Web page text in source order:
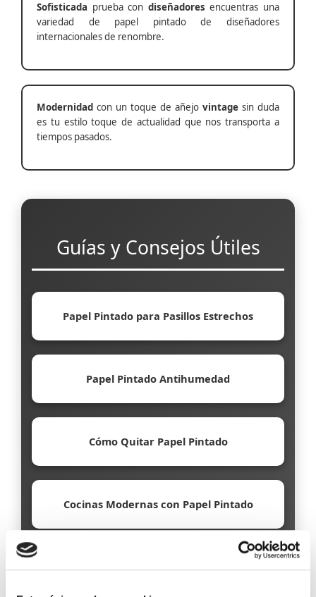
Sofisticada prueba con diseñadores encuentras una
variedad de papel pintado de diseñadores
internacionales de renombre.
Modernidad con un toque de añejo vintage sin duda
es tu estilo toque de actualidad que nos transporta a
tiempos pasados.
Guías y Consejos Útiles
Papel Pintado para Pasillos Estrechos
Papel Pintado Antihumedad
Cómo Quitar Papel Pintado
Cocinas Modernas con Papel Pintado
Papel Pintado Ecológico